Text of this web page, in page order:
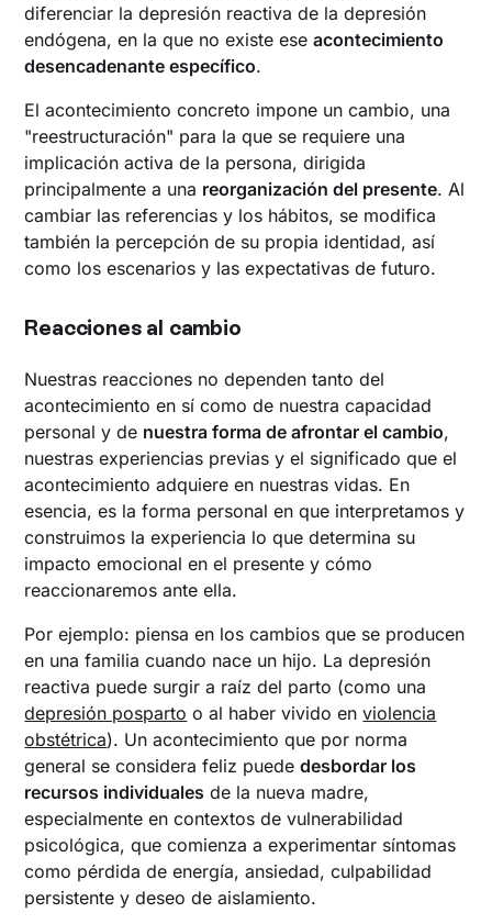
diferenciar la depresión reactiva de la depresión
endógena, en la que no existe eseacontecimiento
desencadenante específico.
El acontecimiento concreto impone un cambio, una
"reestructuración" para la que se requiere una
implicación activa de la persona, dirigida
principalmente a una reorganización del presente. Al
cambiar las referencias y los hábitos, se modifica
también la percepción de su propia identidad, así
como los escenarios y las expectativas de futuro.
Reacciones al cambio
Nuestras reacciones no dependen tanto del
acontecimiento en sí como de nuestra capacidad
personal y de nuestra forma de afrontar el cambio,
nuestras experiencias previas y el significado que el
acontecimiento adquiere en nuestras vidas. En
esencia, es la forma personal en que interpretamos y
construimos la experiencia lo que determina su
impacto emocional en el presente y cómo
reaccionaremos ante ella.
Por ejemplo: piensa en los cambios que se producen
en una familia cuando nace un hijo. La depresión
reactiva puede surgir a raíz del parto (como una
depresión posparto o al haber vivido enviolencia
obstétrica). Un acontecimiento que por norma
general se considera feliz puededesbordar los
recursos individuales de la nueva madre,
especialmente en contextos de vulnerabilidad
psicológica, que comienza a experimentar síntomas
como pérdida de energía, ansiedad, culpabilidad
persistente y deseo de aislamiento.